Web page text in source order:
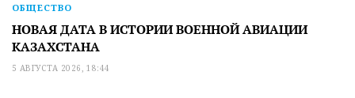
ОБЩЕСТВО
НОВАЯ ДАТА В ИСТОРИИ ВОЕННОЙ АВИАЦИИ
КАЗАХСТАНА
5 АВГУСТА 2026, 18:44